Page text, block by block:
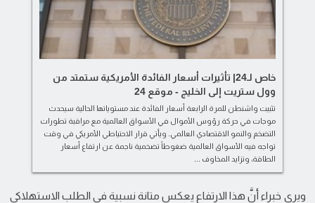
خاص لـ24| تأثيرات أسعار الفائدة الأمريكية ستمتد من
وول ستريت إلى الخليج - موقع 24
تثبيت واشنطن للمرة الرابعة أسعار الفائدة عند مستوياتها الحالية سيحدث
موجات في حركة رؤوس الأموال في الأسواق العالمية مع مراقبة تطورات
التضخم والنمو الاقتصادي العالمي. ويأتي قرار الاحتياطي الأمريكي في وقت
تواجه فيه الأسواق العالمية ضغوطاً تضخمية ناجمة عن ارتفاع أسعار
الطاقة، وتزايد المخاوف ...
ويرى خبراء أنَّ هذا الارتفاع يعكس متانة نسبية في الطلب الاستهلاكي